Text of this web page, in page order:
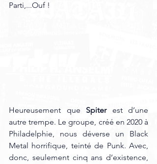
Parti,...Ouf !
Heureusement que Spiter est d’une
autre trempe. Le groupe, créé en 2020 à
Philadelphie, nous déverse un Black
Metal horrifique, teinté de Punk. Avec,
donc, seulement cinq ans d’existence,